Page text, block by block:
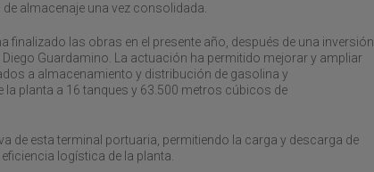
almacenaje una vez consolidada.
finalizado las obras en el presente año, después de una inversión
Guardamino. La actuación ha permitido mejorar y ampliar
a almacenamiento y distribución de gasolina y
planta a 16 tanques y 63.500 metros cúbicos de
de esta terminal portuaria, permitiendo la carga y descarga de
logística de la planta.